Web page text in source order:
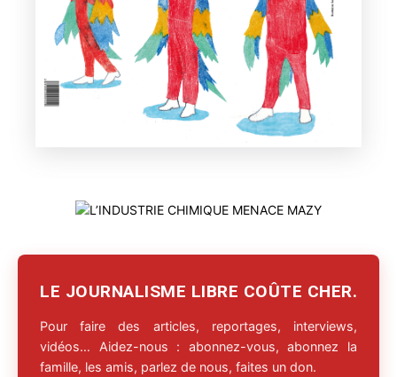
LE JOURNALISME LIBRE COÛTE CHER.
Pour faire des articles, reportages, interviews,
vidéos… Aidez-nous : abonnez-vous, abonnez la
famille, les amis, parlez de nous, faites un don.